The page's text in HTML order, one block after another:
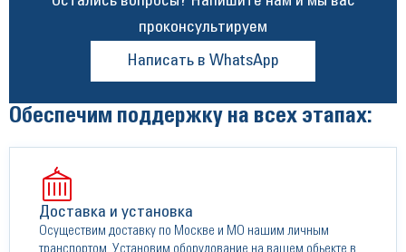
проконсультируем
Написать в WhatsApp
Обеспечим поддержку на всех этапах:
Доставка и установка
Осуществим доставку по Москве и МО нашим личным
транспортом. Установим оборудование на вашем обьекте в